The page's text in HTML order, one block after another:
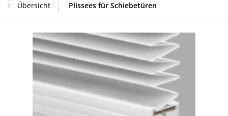
Übersicht Plissees für Schiebetüren